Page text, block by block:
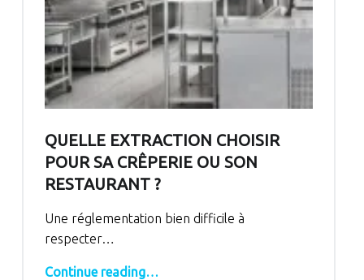
QUELLE EXTRACTION CHOISIR
POUR SA CRÊPERIE OU SON
RESTAURANT ?
Une réglementation bien difficile à
respecter…
Continue reading“Quelle extraction choisir pour sa crêperie ou son restaurant ?”…